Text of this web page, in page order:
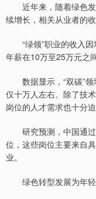
近年来，随着绿色发
续增长，相关从业者的收
“绿领”职业的收入因
年薪在10万至25万元之
数据显示，“双碳”领
仅十万人左右。除了技
岗位的人才需求也十分迫
研究预测，中国通过
位，这些岗位主要来自
业。
绿色转型发展为年轻